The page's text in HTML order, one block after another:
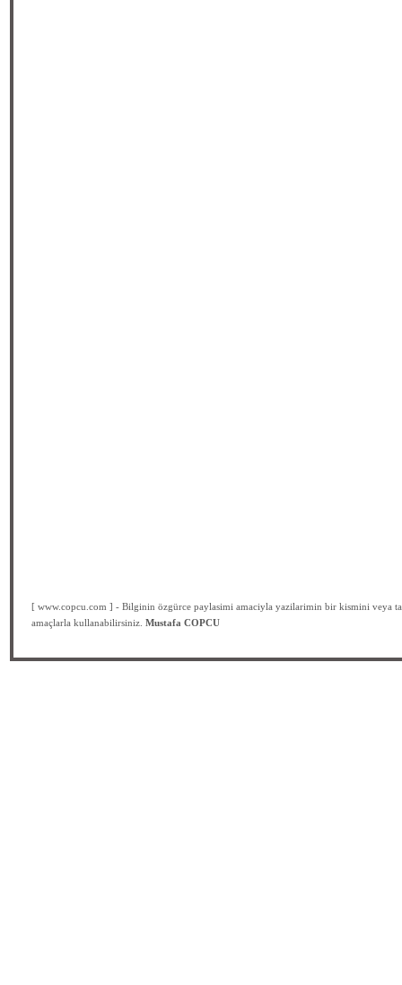
[ www.copcu.com ] - Bilginin özgürce paylasimi amaciyla yazilarimin bir kismini veya
amaçlarla kullanabilirsiniz. Mustafa COPCU